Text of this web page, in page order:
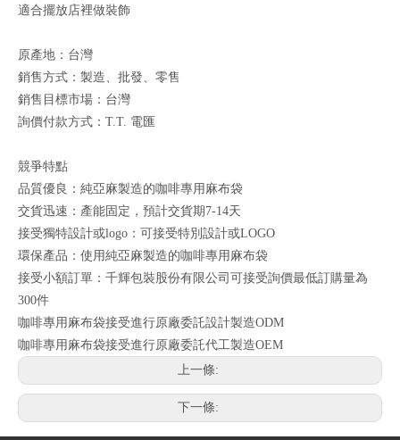
適合擺放店裡做裝飾
原產地：台灣
銷售方式：製造、批發、零售
銷售目標市場：台灣
詢價付款方式：T.T. 電匯
競爭特點
品質優良：純亞麻製造的咖啡專用麻布袋
交貨迅速：產能固定，預計交貨期7-14天
接受獨特設計或logo：可接受特別設計或LOGO
環保產品：使用純亞麻製造的咖啡專用麻布袋
接受小額訂單：千輝包裝股份有限公司可接受詢價最低訂購量為
300件
咖啡專用麻布袋接受進行原廠委託設計製造ODM
咖啡專用麻布袋接受進行原廠委託代工製造OEM
上一條:
下一條: